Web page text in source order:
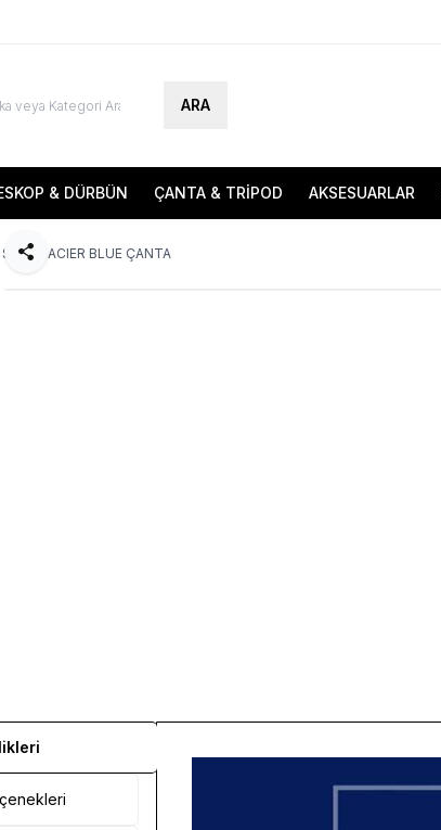
ARA
& DÜRBÜN ÇANTA & TRİPOD AKSESUARLAR
GLACIER BLUE ÇANTA
Paylaş